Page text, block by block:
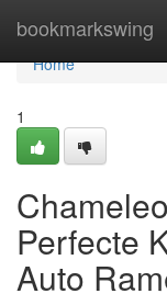
bookmarkswing
Home
Home
1
Perfecte
Auto